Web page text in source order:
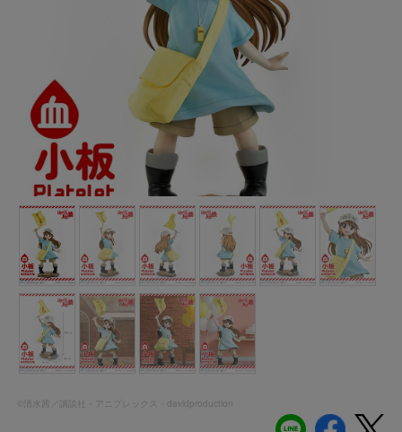
©清水茜／講談社・アニプレックス・davidproduction